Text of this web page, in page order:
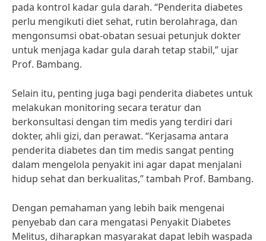
pada kontrol kadar gula darah. “Penderita diabetes
perlu mengikuti diet sehat, rutin berolahraga, dan
mengonsumsi obat-obatan sesuai petunjuk dokter
untuk menjaga kadar gula darah tetap stabil,” ujar
Prof. Bambang.
Selain itu, penting juga bagi penderita diabetes untuk
melakukan monitoring secara teratur dan
berkonsultasi dengan tim medis yang terdiri dari
dokter, ahli gizi, dan perawat. “Kerjasama antara
penderita diabetes dan tim medis sangat penting
dalam mengelola penyakit ini agar dapat menjalani
hidup sehat dan berkualitas,” tambah Prof. Bambang.
Dengan pemahaman yang lebih baik mengenai
penyebab dan cara mengatasi Penyakit Diabetes
Melitus, diharapkan masyarakat dapat lebih waspada